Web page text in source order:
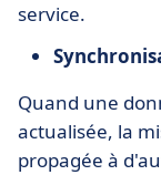
service.
Quand une
actualisée, la
propagée à